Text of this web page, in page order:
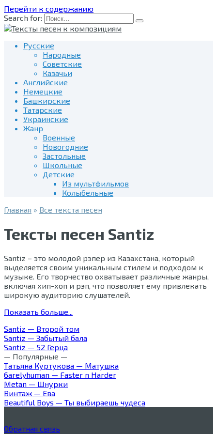
Перейти к содержанию
Search for:
Русские
Народные
Советские
Казачьи
Английские
Немецкие
Башкирские
Татарские
Украинские
Жанр
Военные
Новогодние
Застольные
Школьные
Детские
Из мультфильмов
Колыбельные
Главная » Все текста песен
Тексты песен Santiz
Santiz – это молодой рэпер из Казахстана, который
выделяется своим уникальным стилем и подходом к
музыке. Его творчество охватывает различные жанры,
включая хип-хоп и рэп, что позволяет ему привлекать
широкую аудиторию слушателей.
Показать больше...
Santiz — Второй том
Santiz — Забытый бала
Santiz — 52 Герца
— Популярные —
Татьяна Куртукова — Матушка
6arelyhuman — Faster n Harder
Metan — Шнурки
Винтаж — Ева
Beautiful Boys — Ты выбираешь чудеса
Обратная связь